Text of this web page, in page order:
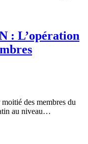
: L’opération
des membres du
au niveau…